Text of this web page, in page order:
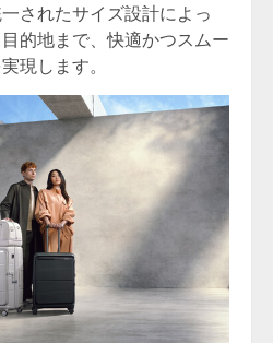
されたサイズ設計によっ
的地まで、快適かつスムー
現します。